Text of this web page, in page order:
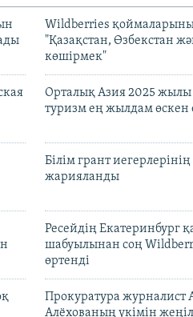
Wildberries
"Қазақстан, Өзбекстан
көшірмек"
Орталық Азия 2025 жылы
туризм ең жылдам өскен
Білім грант иегерлерінің
жарияланды
Ресейдің Екатеринбург
шабуылынан соң
өртенді
Прокуратура журналист
Алёхованың үкімін